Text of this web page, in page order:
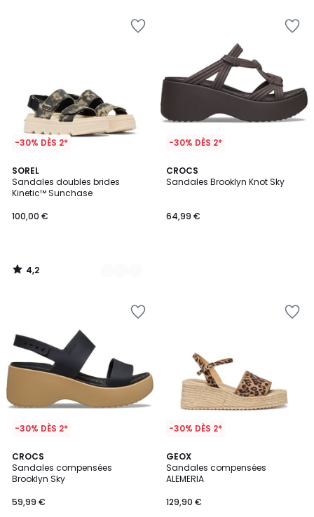
-30% DÈS 2*
SOREL
Sandales doubles brides
Kinetic™ Sunchase
100,00 €
4,2
/ 5
3
Couleurs
4,2
/
-30% DÈS 2*
CROCS
Sandales Brooklyn Knot Sky
64,99 €
-30% DÈS 2*
CROCS
Sandales compensées
Brooklyn Sky
59,99 €
-30% DÈS 2*
GEOX
Sandales compensées
ALEMERIA
129,90 €